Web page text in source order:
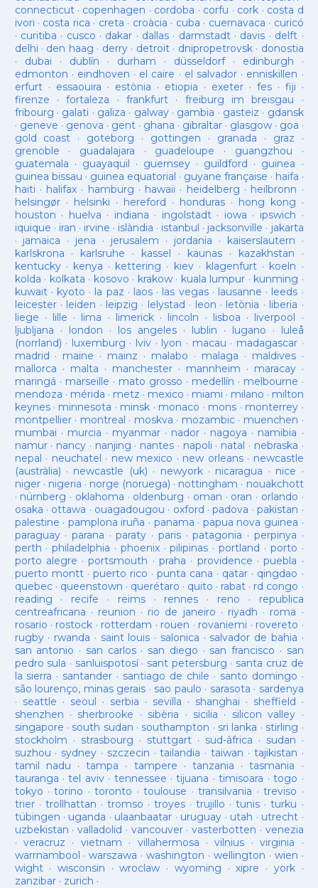
connecticut· copenhagen · cordoba · corfu · cork · costa d
ivori · costa rica · creta · croàcia · cuba · cuernavaca · curicó
· curitiba · cusco · dakar · dallas · darmstadt· davis · delft ·
delhi · den haag · derry· detroit· dnipropetrovsk· donostia
· dubai · dublín · durham · düsseldorf· edinburgh ·
edmonton · eindhoven · el caire · el salvador · enniskillen ·
erfurt· essaouira · estònia · etiopia · exeter· fes· fiji ·
firenze ·fortaleza · frankfurt· freiburg im breisgau ·
fribourg · galati · galiza · galway· gambia · gasteiz · gdansk
· geneve · genova · gent· ghana · gibraltar· glasgow· goa ·
gold coast · goteborg · gottingen · granada · graz ·
grenoble · guadalajara · guadeloupe · guangzhou ·
guatemala · guayaquil · guernsey· guildford · guinea ·
guinea bissau · guinea equatorial · guyane française · haifa ·
haiti · halifax · hamburg · hawaii · heidelberg · heilbronn ·
helsingør· helsinki · hereford · honduras· hong kong ·
houston · huelva · indiana · ingolstadt· iowa · ipswich ·
iquique · iran · irvine · islàndia · istanbul · jacksonville · jakarta
· jamaica · jena · jerusalem · jordania · kaiserslautern ·
karlskrona · karlsruhe · kassel · kaunas· kazakhstan ·
kentucky· kenya · kettering · kiev· klagenfurt · koeln ·
kolda · kolkata · kosovo · krakow· kuala lumpur · kunming ·
kuwait· kyoto · la paz · laos· las vegas· lausanne · leeds ·
leicester· leiden · leipzig · lelystad · leon · letònia · liberia ·
liege · lille · lima · limerick· lincoln · lisboa · liverpool ·
ljubljana · london · los angeles· lublin · lugano · luleå
(norrland) · luxemburg · lviv · lyon · macau · madagascar·
madrid · maine · mainz · malabo · malaga · maldives·
mallorca · malta · manchester· mannheim · maracay·
maringá · marseille · mato grosso · medellín · melbourne ·
mendoza · mérida · metz · mexico · miami · milano · milton
keynes· minnesota · minsk · monaco · mons · monterrey ·
montpellier· montreal · moskva · mozambic· muenchen ·
mumbai · murcia · myanmar· nador · nagoya · namibia ·
namur· nancy · nanjing · nantes · napoli · natal · nebraska ·
nepal · neuchatel · new mexico · new orleans· newcastle
(austràlia) · newcastle (uk) · newyork· nicaragua · nice ·
niger· nigeria · norge (noruega) · nottingham · nouakchott
· nürnberg · oklahoma · oldenburg · oman · oran · orlando ·
osaka · ottawa · ouagadougou · oxford ·padova ·pakistan ·
palestine · pamplona iruña · panama · papua nova guinea ·
paraguay· parana ·paraty · paris·patagonia · perpinya ·
perth ·philadelphia · phoenix·pilipinas ·portland · porto ·
porto alegre ·portsmouth ·praha · providence ·puebla ·
puerto montt· puerto rico ·punta cana · qatar · qingdao ·
quebec· queenstown · querétaro · quito · rabat · rd congo ·
reading · recife · reims· rennes · reno · republica
centreafricana · reunion · rio de janeiro · riyadh · roma ·
rosario · rostock · rotterdam · rouen · rovaniemi · rovereto ·
rugby· rwanda · saint louis · salonica · salvador de bahia ·
san antonio · san carlos· san diego · san francisco · san
pedro sula · sanluispotosí· sant petersburg · santa cruz de
la sierra · santander · santiago de chile · santo domingo ·
são lourenço, minas gerais · sao paulo · sarasota · sardenya
· seattle · seoul · serbia · sevilla · shanghai · sheffield ·
shenzhen · sherbrooke · sibèria · sicilia · silicon valley ·
singapore · south sudan · southampton · sri lanka · stirling ·
stockholm · strasbourg · stuttgart· sud-âfrica · sudan ·
suzhou · sydney · szczecin ·tailandia ·taiwan · tajikistan ·
tamil nadu ·tampa · tampere · tanzania ·tasmania ·
tauranga ·tel aviv· tennessee ·tijuana ·timisoara ·togo ·
tokyo ·torino ·toronto ·toulouse ·transilvania ·treviso ·
trier· trollhattan · tromso · troyes·trujillo ·tunis ·turku ·
tübingen · uganda · ulaanbaatar · uruguay · utah · utrecht ·
uzbekistan · valladolid · vancouver· vasterbotten · venezia
· veracruz · vietnam · villahermosa ·vilnius ·virginia ·
warrnambool ·warszawa ·washington · wellington · wien ·
wight· wisconsin ·wroclaw · wyoming ·xipre · york·
zanzibar· zurich ·